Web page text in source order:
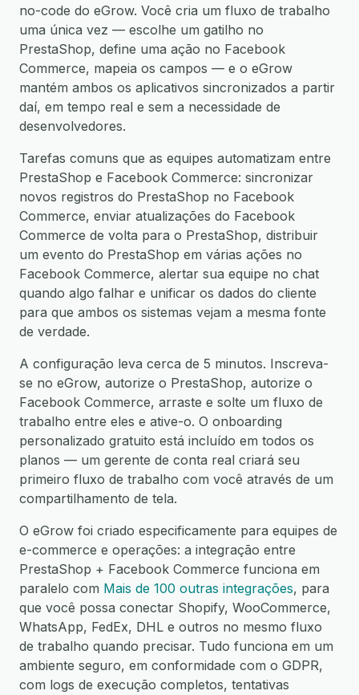
no-code do eGrow. Você cria um fluxo de trabalho
uma única vez — escolhe um gatilho no
PrestaShop, define uma ação no Facebook
Commerce, mapeia os campos — e o eGrow
mantém ambos os aplicativos sincronizados a partir
daí, em tempo real e sem a necessidade de
desenvolvedores.
Tarefas comuns que as equipes automatizam entre
PrestaShop e Facebook Commerce: sincronizar
novos registros do PrestaShop no Facebook
Commerce, enviar atualizações do Facebook
Commerce de volta para o PrestaShop, distribuir
um evento do PrestaShop em várias ações no
Facebook Commerce, alertar sua equipe no chat
quando algo falhar e unificar os dados do cliente
para que ambos os sistemas vejam a mesma fonte
de verdade.
A configuração leva cerca de 5 minutos. Inscreva-
se no eGrow, autorize o PrestaShop, autorize o
Facebook Commerce, arraste e solte um fluxo de
trabalho entre eles e ative-o. O onboarding
personalizado gratuito está incluído em todos os
planos — um gerente de conta real criará seu
primeiro fluxo de trabalho com você através de um
compartilhamento de tela.
O eGrow foi criado especificamente para equipes de
e-commerce e operações: a integração entre
PrestaShop + Facebook Commerce funciona em
paralelo com Mais de 100 outras integrações, para
que você possa conectar Shopify, WooCommerce,
WhatsApp, FedEx, DHL e outros no mesmo fluxo
de trabalho quando precisar. Tudo funciona em um
ambiente seguro, em conformidade com o GDPR,
com logs de execução completos, tentativas